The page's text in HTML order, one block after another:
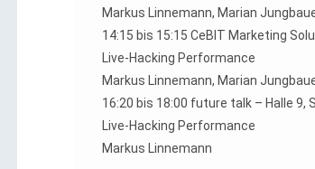
Markus Linnemann, Marian
14:15 bis 15:15 CeBIT Marketing
Live-Hacking Performance
Markus Linnemann, Marian
16:20 bis 18:00 future talk – Halle 9,
Live-Hacking Performance
Markus Linnemann